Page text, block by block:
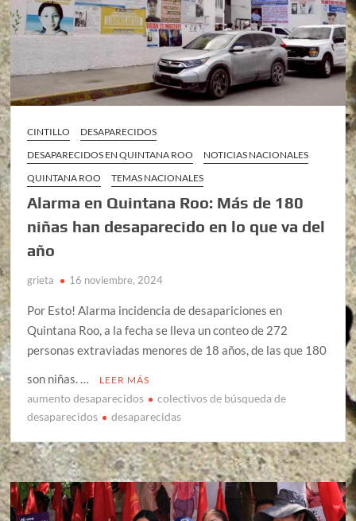
CINTILLO
DESAPARECIDOS
DESAPARECIDOS EN QUINTANA ROO
NOTICIAS NACIONALES
QUINTANA ROO
TEMAS NACIONALES
Alarma en Quintana Roo: Más de 180
niñas han desaparecido en lo que va del
año
grieta 16 noviembre, 2024
Por Esto! Alarma incidencia de desapariciones en
Quintana Roo, a la fecha se lleva un conteo de 272
personas extraviadas menores de 18 años, de las que 180
son niñas. …
LEER MÁS
aumento desaparecidos
colectivos de búsqueda de
desaparecidos
desaparecidas